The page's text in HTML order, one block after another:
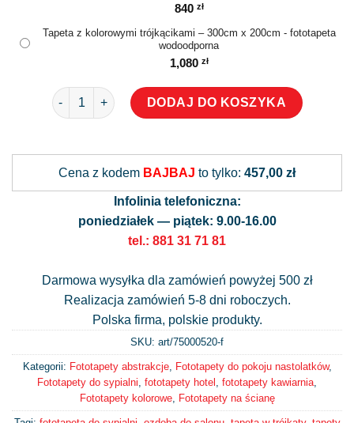
840 zł
Tapeta z kolorowymi trójkącikami – 300cm x 200cm - fototapeta
wodoodporna
1,080 zł
ilość Tapeta z kolorowymi trójkącikami
DODAJ DO KOSZYKA
Cena z kodem BAJBAJ to tylko: 457,00 zł
Infolinia telefoniczna:
poniedziałek — piątek: 9.00-16.00
tel.: 881 31 71 81
Darmowa wysyłka dla zamówień powyżej 500 zł
Realizacja zamówień 5-8 dni roboczych.
Polska firma, polskie produkty.
SKU: art/75000520-f
Kategorii: Fototapety abstrakcje, Fototapety do pokoju nastolatków,
Fototapety do sypialni fototapety hotel fototapety kawiarnia
Fototapety kolorowe, Fototapety na ścianę